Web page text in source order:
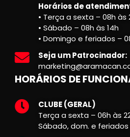
Horários de
• Terça a sexta – 08h às
• Sábado – 08h às 14h
• Domingo e feriados –
Seja um Patrocinador:
HORÁRIOS DE
CLUBE (GERAL)
Terça a sexta – 06h às
Sábado, dom. e feriados